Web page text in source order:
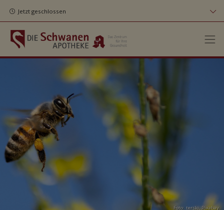
Jetzt geschlossen
Foto: terski,Pixabay